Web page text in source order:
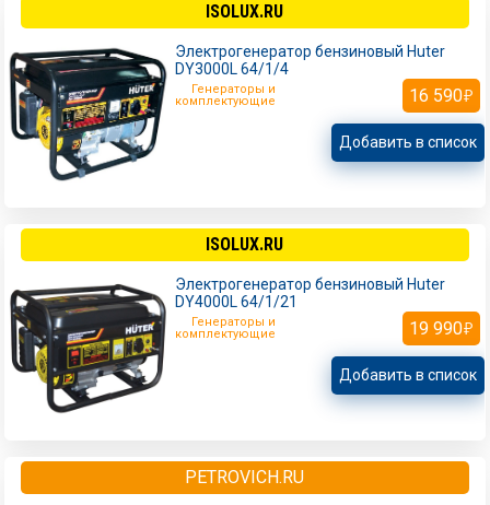
ISOLUX.RU
Электрогенератор бензиновый Huter
DY3000L 64/1/4
Генераторы и
комплектующие
16 590
Добавить в список
ISOLUX.RU
Электрогенератор бензиновый Huter
DY4000L 64/1/21
Генераторы и
комплектующие
19 990
Добавить в список
PETROVICH.RU